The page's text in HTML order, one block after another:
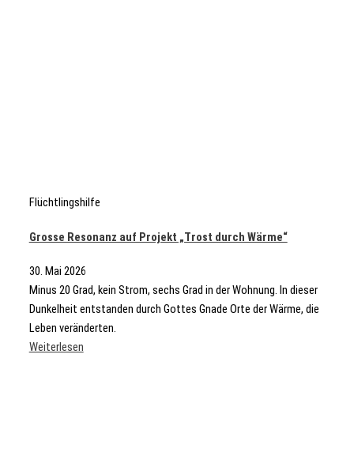
Flüchtlingshilfe
Grosse Resonanz auf Projekt „Trost durch Wärme“
30. Mai 2026
Minus 20 Grad, kein Strom, sechs Grad in der Wohnung. In dieser
Dunkelheit entstanden durch Gottes Gnade Orte der Wärme, die
Leben veränderten.
Weiterlesen